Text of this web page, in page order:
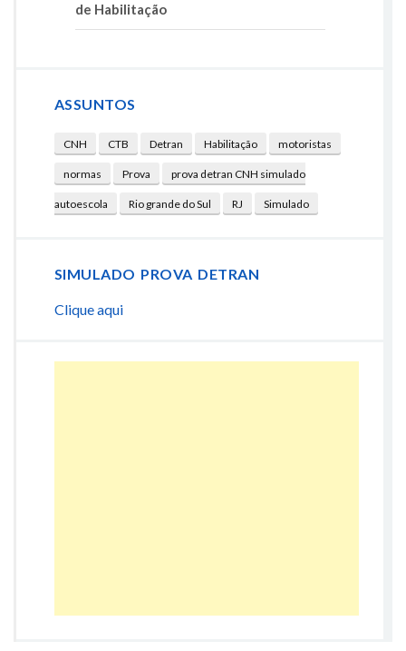
de Habilitação
ASSUNTOS
CNH CTB Detran Habilitação motoristas
normas Prova prova detran CNH simulado
autoescola Rio grande do Sul RJ Simulado
SIMULADO PROVA DETRAN
Clique aqui